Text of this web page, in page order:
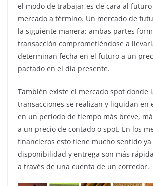
el modo de trabajar es de cara al
mercado a término. Un mercado de
la siguiente manera: ambas partes
transacción comprometiéndose a
determinan fecha en el futuro a un
pactado en el día presente.
También existe el mercado spot donde
transacciones se realizan y liquidan en
en un periodo de tiempo más breve,
a un precio de contado o spot. En los
financieros esto tiene mucho sentido
disponibilidad y entrega son más
a través de una cuenta de un corredor.